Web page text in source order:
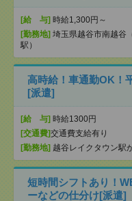
[給 与] 時給1,300円～
[勤務地] 埼玉県越谷市南越谷
駅）
高時給！車通勤OK！
[派遣]
[給 与] 時給1300円
[交通費]交通費支給有り
[勤務地] 越谷レイクタウン駅
短時間シフトあり！
ーなどの仕分け[派遣]